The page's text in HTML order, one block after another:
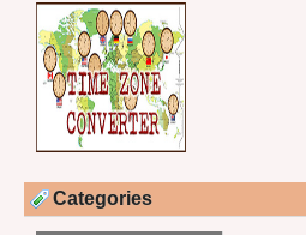
Categories